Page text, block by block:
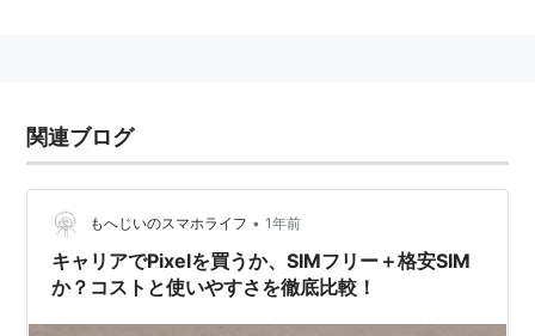
関連ブログ
もへじいのスマホライフ • 1年前
キャリアでPixelを買うか、SIMフリー＋格安SIM
か？コストと使いやすさを徹底比較！